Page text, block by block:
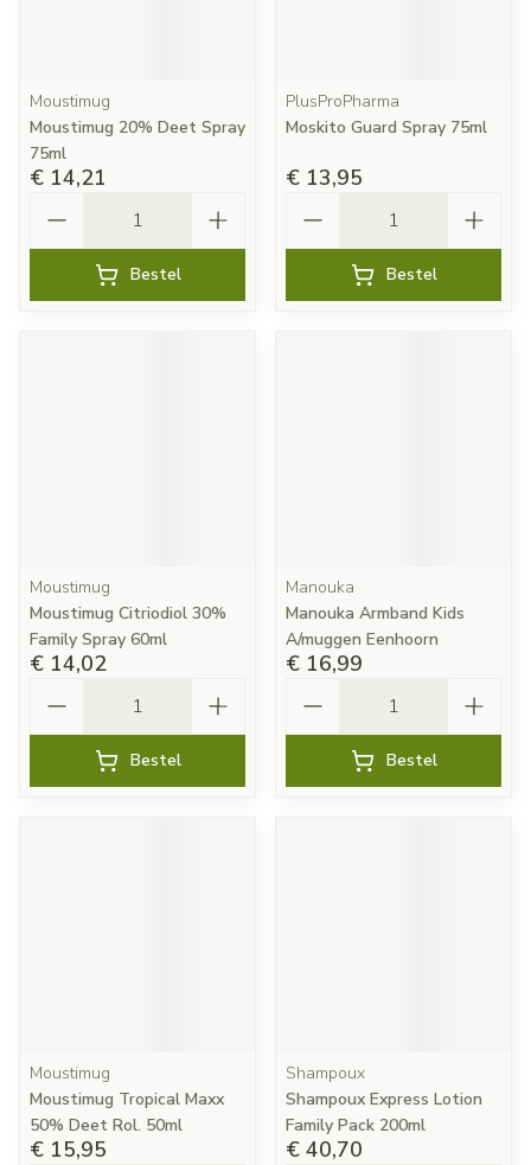
Moustimug
Moustimug 20% Deet Spray
75ml
€ 14,21
Bestel
PlusProPharma
Moskito Guard Spray 75ml
€ 13,95
Bestel
Moustimug
Moustimug Citriodiol 30%
Family Spray 60ml
€ 14,02
Bestel
Manouka
Manouka Armband Kids
A/muggen Eenhoorn
€ 16,99
Bestel
Moustimug
Moustimug Tropical Maxx
50% Deet Rol. 50ml
€ 15,95
Shampoux
Shampoux Express Lotion
Family Pack 200ml
€ 40,70